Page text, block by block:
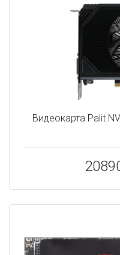
Видеокарта Palit